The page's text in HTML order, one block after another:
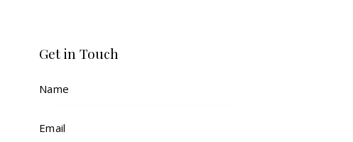
Get in Touch